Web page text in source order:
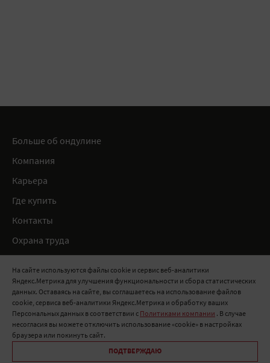
На сайте используются файлы cookie и сервис веб-аналитики
Яндекс.Метрика для улучшения функциональности и сбора статистических
данных. Оставаясь на сайте, вы соглашаетесь на использование файлов
cookie, сервиса веб-аналитики Яндекс.Метрика и обработку ваших
Персональных данных в соответствии с Политиками компании . В случае
несогласия вы можете отключить использование «cookie» в настройках
браузера или покинуть сайт.
ПОДТВЕРЖДАЮ
8 800 511 91 82
info@onduline.ru
Россия Беларусь Казахстан
Больше об ондулине
Компания
Карьера
Где купить
Контакты
Охрана труда